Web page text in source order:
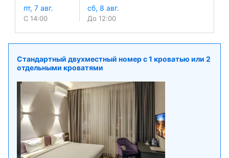
С 14:00 До 12:00
Стандартный двухместный номер с 1 кроватью или 2
отдельными кроватями